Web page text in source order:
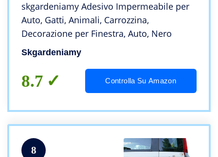
skgardeniamy Adesivo Impermeabile per
Auto, Gatti, Animali, Carrozzina,
Decorazione per Finestra, Auto, Nero
Skgardeniamy
8.7 Controlla Su Amazon
8